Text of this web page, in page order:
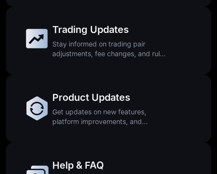
Trading Updates
Stay informed on trading pair
adjustments, fee changes, and rule
Product Updates
Get updates on new features,
platform improvements, and
Help & FAQ